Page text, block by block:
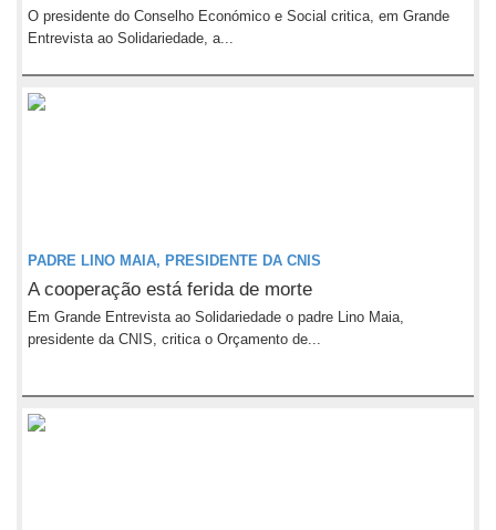
O presidente do Conselho Económico e Social critica, em Grande
Entrevista ao Solidariedade, a...
PADRE LINO MAIA, PRESIDENTE DA CNIS
A cooperação está ferida de morte
Em Grande Entrevista ao Solidariedade o padre Lino Maia,
presidente da CNIS, critica o Orçamento de...